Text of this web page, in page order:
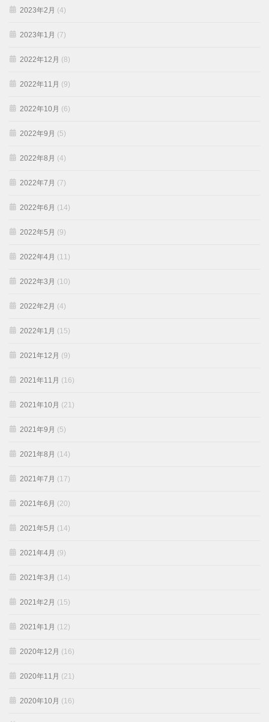
2023年2月 (4)
2023年1月 (7)
2022年12月 (8)
2022年11月 (9)
2022年10月 (6)
2022年9月 (5)
2022年8月 (4)
2022年7月 (7)
2022年6月 (14)
2022年5月 (9)
2022年4月 (11)
2022年3月 (10)
2022年2月 (4)
2022年1月 (15)
2021年12月 (9)
2021年11月 (16)
2021年10月 (21)
2021年9月 (5)
2021年8月 (14)
2021年7月 (17)
2021年6月 (20)
2021年5月 (14)
2021年4月 (9)
2021年3月 (14)
2021年2月 (15)
2021年1月 (12)
2020年12月 (16)
2020年11月 (21)
2020年10月 (16)